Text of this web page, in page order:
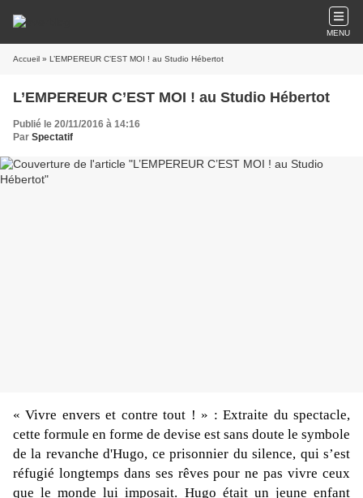
MENU
Accueil » L’EMPEREUR C’EST MOI ! au Studio Hébertot
L’EMPEREUR C’EST MOI ! au Studio Hébertot
Publié le 20/11/2016 à 14:16
Par Spectatif
« Vivre envers et contre tout ! » : Extraite du spectacle,
cette formule en forme de devise est sans doute le symbole
de la revanche d'Hugo, ce prisonnier du silence, qui s’est
réfugié longtemps dans ses rêves pour ne pas vivre ceux
que le monde lui imposait. Hugo était un jeune enfant